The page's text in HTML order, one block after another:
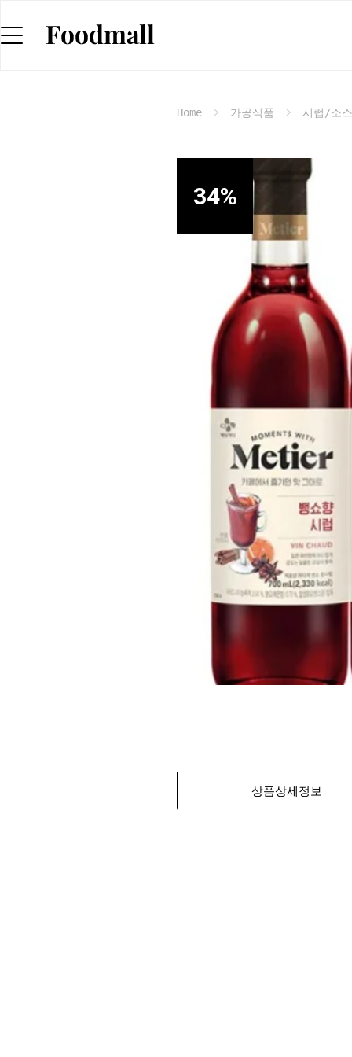
Home 가공식품 시럽/소스
34%
상품상세정보